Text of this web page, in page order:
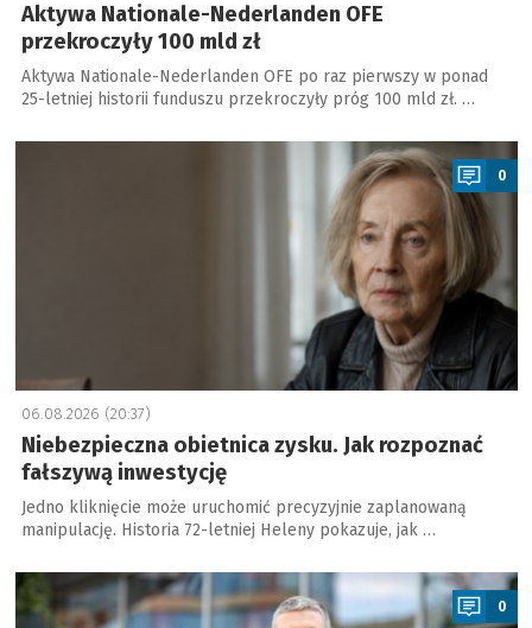
Aktywa Nationale-Nederlanden OFE
przekroczyły 100 mld zł
Aktywa Nationale-Nederlanden OFE po raz pierwszy w ponad
25-letniej historii funduszu przekroczyły próg 100 mld zł. …
a
0
06.08.2026 (20:37)
Niebezpieczna obietnica zysku. Jak rozpoznać
fałszywą inwestycję
Jedno kliknięcie może uruchomić precyzyjnie zaplanowaną
manipulację. Historia 72-letniej Heleny pokazuje, jak …
a
0